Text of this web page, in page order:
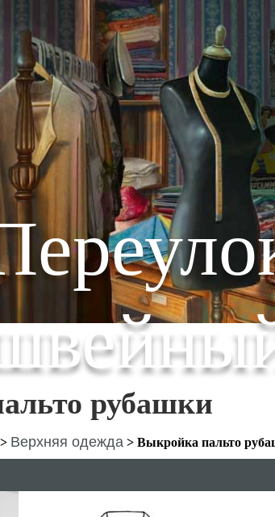
рубашки
> Верхняя одежда > Выкройка пальто